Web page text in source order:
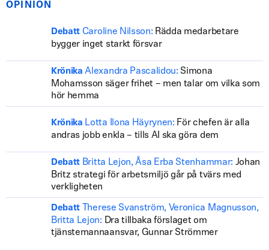
OPINION
Debatt Caroline Nilsson: Rädda medarbetare
bygger inget starkt försvar
Krönika Alexandra Pascalidou: Simona
Mohamsson säger frihet – men talar om vilka som
hör hemma
Krönika Lotta Ilona Häyrynen: För chefen är alla
andras jobb enkla – tills AI ska göra dem
Debatt Britta Lejon, Åsa Erba Stenhammar: Johan
Britz strategi för arbetsmiljö går på tvärs med
verkligheten
Debatt
Therese Svanström, Veronica Magnusson,
Britta Lejon: Dra tillbaka förslaget om
tjänstemannaansvar, Gunnar Strömmer